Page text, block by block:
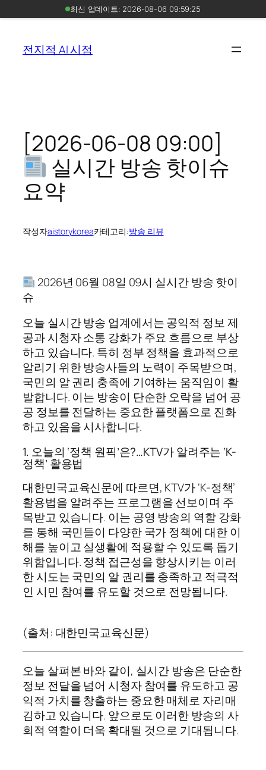
전지적 AI 시점
[2026-06-08 09:00]
실시간 방송 핫이슈
요약
작성자aistorykorea카테고리:방송 리뷰
2026년 06월 08일 09시 실시간 방송 핫이
슈
오늘 실시간 방송 업계에서는 공익적 정보 제
공과 시청자 소통 강화가 주요 흐름으로 부상
하고 있습니다. 특히 정부 정책을 효과적으로
알리기 위한 방송사들의 노력이 주목받으며,
국민의 알 권리 충족에 기여하는 움직임이 활
발합니다. 이는 방송이 단순한 오락을 넘어 공
공 정보를 전달하는 중요한 플랫폼으로 진화
하고 있음을 시사합니다.
1. 오늘의 ‘정책 원픽’은?…KTV가 알려주는 ‘K-
정책’ 활용법
대한민국교육신문에 따르면, KTV가 ‘K-정책’
활용법을 알려주는 프로그램을 선보이며 주
목받고 있습니다. 이는 공영 방송의 역할 강화
를 통해 국민들이 다양한 국가 정책에 대한 이
해를 높이고 실생활에 적용할 수 있도록 돕기
위함입니다. 정책 접근성을 향상시키는 이러
한 시도는 국민의 알 권리를 충족하고 적극적
인 시민 참여를 유도할 것으로 전망됩니다.
(출처: 대한민국교육신문)
오늘 살펴본 바와 같이, 실시간 방송은 단순한
정보 전달을 넘어 시청자 참여를 유도하고 공
익적 가치를 창출하는 중요한 매체로 자리매
김하고 있습니다. 앞으로도 이러한 방송의 사
회적 역할이 더욱 확대될 것으로 기대됩니다.
최신 업데이트: 2026-08-06 09:59:25